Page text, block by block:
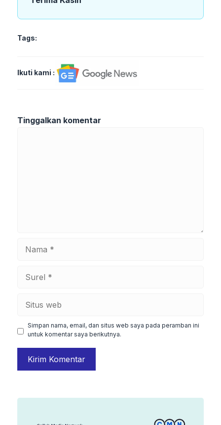
Tags:
Ikuti kami :
Tinggalkan komentar
web
Simpan nama, email, dan situs web saya pada peramban ini
untuk komentar saya berikutnya.